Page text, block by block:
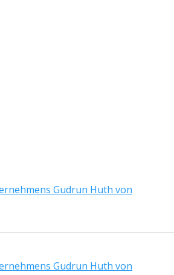
Gudrun Huth von
Gudrun Huth von